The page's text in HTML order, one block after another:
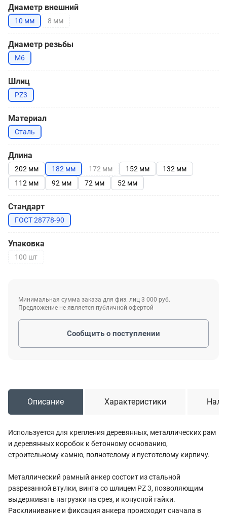
Диаметр внешний
10 мм 8 мм
Диаметр резьбы
М6
Шлиц
PZ3
Материал
Сталь
Длина
202 мм 182 мм 172 мм 152 мм
132 мм
112 мм
92 мм 72 мм 52 мм
Стандарт
ГОСТ 28778-90
Упаковка
100 шт
Минимальная сумма заказа для физ. лиц 3 000 руб.
Предложение не является публичной офертой
Сообщить о поступлении
Описание Характеристики
Используется для крепления деревянных, металлических рам
и деревянных коробок к бетонному основанию,
строительному камню, полнотелому и пустотелому кирпичу.
Металлический рамный анкер состоит из стальной
разрезанной втулки, винта со шлицем PZ 3, позволяющим
выдерживать нагрузки на срез, и конусной гайки.
Расклинивание и фиксация анкера происходит сначала в